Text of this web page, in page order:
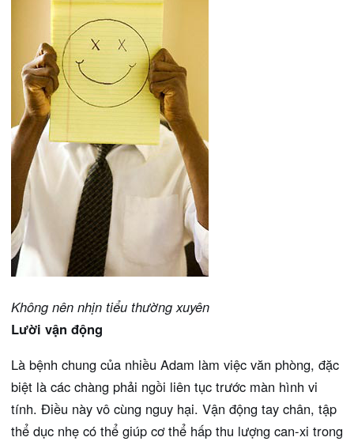
Không nên nhịn tiểu thường xuyên
Lười vận động
Là bệnh chung của nhiều Adam làm việc văn phòng, đặc
biệt là các chàng phải ngồi liên tục trước màn hình vi
tính. Điều này vô cùng nguy hại. Vận động tay chân, tập
thể dục nhẹ có thể giúp cơ thể hấp thu lượng can-xi trong